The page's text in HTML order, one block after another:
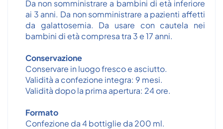
Da non somministrare a bambini di età inferiore
ai 3 anni. Da non somministrare a pazienti affetti
da galattosemia. Da usare con cautela nei
bambini di età compresa tra 3 e 17 anni.
Conservazione
Conservare in luogo fresco e asciutto.
Validità a confezione integra: 9 mesi.
Validità dopo la prima apertura: 24 ore.
Formato
Confezione da 4 bottiglie da 200 ml.